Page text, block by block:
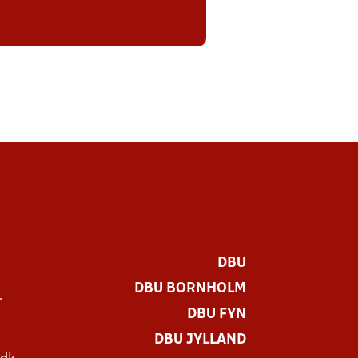
DBU
DBU BORNHOLM
DBU FYN
DBU JYLLAND